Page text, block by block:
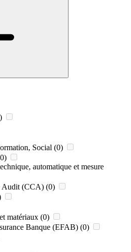
Social (0)
automatique et mesure
Audit (CCA) (0)
matériaux (0)
Banque (EFAB) (0)